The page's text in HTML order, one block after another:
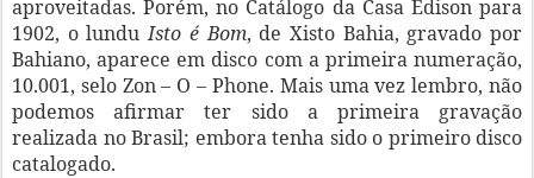
aproveitadas. Porém, no Catálogo da Casa Edison para
1902, o lunduIsto é Bom, de Xisto Bahia, gravado por
Bahiano, aparece em disco com a primeira numeração,
10.001, selo Zon – O – Phone. Mais uma vez lembro, não
podemos afirmar ter sido a primeira gravação
realizada no Brasil; embora tenha sido o primeiro disco
catalogado.